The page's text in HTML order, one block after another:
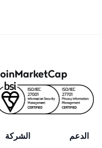
الشركة الدعم